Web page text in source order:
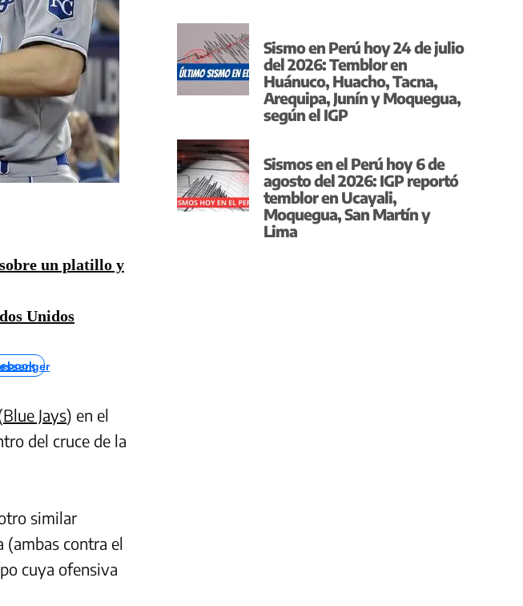
un platillo y
Unidos
Blue Jays) en el
del cruce de la
similar
(ambas contra el
cuya ofensiva
Sismo en Perú hoy 24 de julio
del 2026: Temblor en
Huánuco, Huacho, Tacna,
Arequipa, Junín y Moquegua,
según el IGP
Sismos en el Perú hoy 6 de
agosto del 2026: IGP reportó
temblor en Ucayali,
Moquegua, San Martín y
Lima